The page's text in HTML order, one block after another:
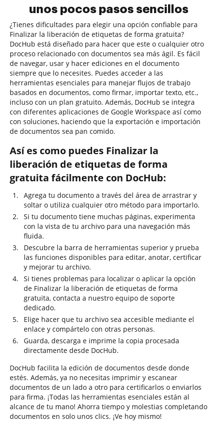
unos pocos pasos sencillos
¿Tienes dificultades para elegir una opción confiable para
Finalizar la liberación de etiquetas de forma gratuita?
DocHub está diseñado para hacer que este o cualquier otro
proceso relacionado con documentos sea más ágil. Es fácil
de navegar, usar y hacer ediciones en el documento
siempre que lo necesites. Puedes acceder a las
herramientas esenciales para manejar flujos de trabajo
basados en documentos, como firmar, importar texto, etc.,
incluso con un plan gratuito. Además, DocHub se integra
con diferentes aplicaciones de Google Workspace así como
con soluciones, haciendo que la exportación e importación
de documentos sea pan comido.
Así es como puedes Finalizar la
liberación de etiquetas de forma
gratuita fácilmente con DocHub:
Agrega tu documento a través del área de arrastrar y
soltar o utiliza cualquier otro método para importarlo.
Si tu documento tiene muchas páginas, experimenta
con la vista de tu archivo para una navegación más
fluida.
Descubre la barra de herramientas superior y prueba
las funciones disponibles para editar, anotar, certificar
y mejorar tu archivo.
Si tienes problemas para localizar o aplicar la opción
de Finalizar la liberación de etiquetas de forma
gratuita, contacta a nuestro equipo de soporte
dedicado.
Elige hacer que tu archivo sea accesible mediante el
enlace y compártelo con otras personas.
Guarda, descarga e imprime la copia procesada
directamente desde DocHub.
DocHub facilita la edición de documentos desde donde
estés. Además, ya no necesitas imprimir y escanear
documentos de un lado a otro para certificarlos o enviarlos
para firma. ¡Todas las herramientas esenciales están al
alcance de tu mano! Ahorra tiempo y molestias completando
documentos en solo unos clics. ¡Ve hoy mismo!